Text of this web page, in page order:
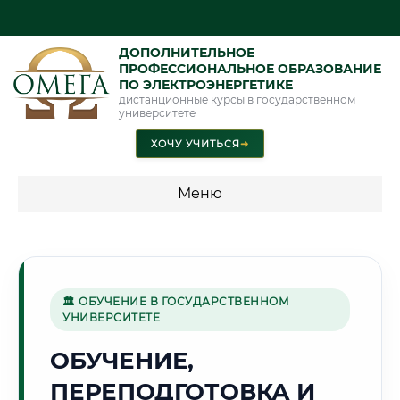
ДОПОЛНИТЕЛЬНОЕ
ПРОФЕССИОНАЛЬНОЕ ОБРАЗОВАНИЕ
ПО ЭЛЕКТРОЭНЕРГЕТИКЕ
дистанционные курсы в государственном
университете
ХОЧУ УЧИТЬСЯ➜
Меню
⚓
Г. ВЛАДИВОСТОК
🏛 ОБУЧЕНИЕ В ГОСУДАРСТВЕННОМ
УНИВЕРСИТЕТЕ
ОБУЧЕНИЕ,
ПЕРЕПОДГОТОВКА И